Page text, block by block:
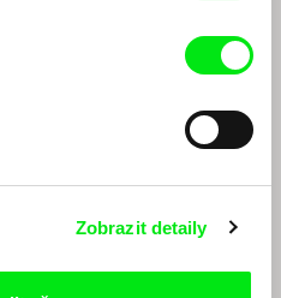
Zobrazit detaily
Jaroslav Vojtek